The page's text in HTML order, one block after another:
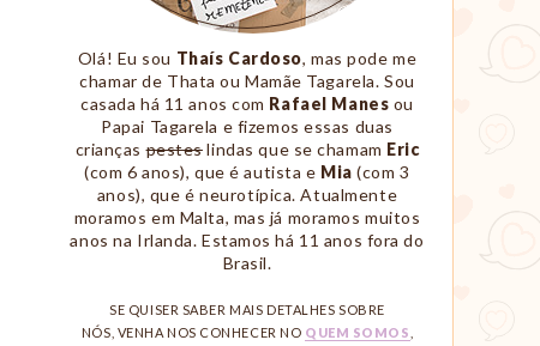
Olá! Eu sou Thaís Cardoso, mas pode me
chamar de Thata ou Mamãe Tagarela. Sou
casada há 11 anos com Rafael Manes ou
Papai Tagarela e fizemos essas duas
criançaspesteslindas que se chamam Eric
(com 6 anos), que é autista e Mia (com 3
anos), que é neurotípica. Atualmente
moramos em Malta, mas já moramos muitos
anos na Irlanda. Estamos há 11 anos fora do
Brasil.
SE QUISER SABER MAIS DETALHES SOBRE
NÓS, VENHA NOS CONHECER NO QUEM SOMOS